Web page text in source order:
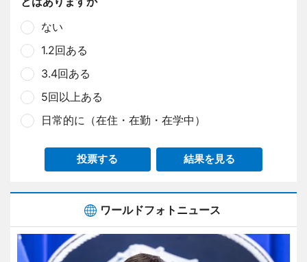
ない
1.2回ある
3.4回ある
5回以上ある
日常的に（在住・在勤・在学中）
投票する 結果を見る
ワールドフォトニュース